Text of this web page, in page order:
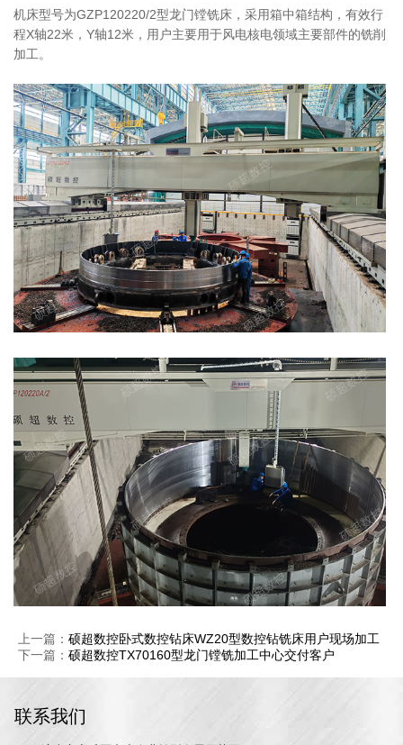
机床型号为GZP120220/2型龙门镗铣床，采用箱中箱结构，有效行
程X轴22米，Y轴12米，用户主要用于风电核电领域主要部件的铣削
加工。
上一篇： 硕超数控卧式数控钻床WZ20型数控钻铣床用户现场加工
下一篇： 硕超数控TX70160型龙门镗铣加工中心交付客户
联系我们